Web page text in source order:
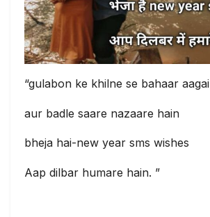
“gulabon ke khilne se bahaar aagai
aur badle saare nazaare hain
bheja hai-new year sms wishes
Aap dilbar humare hain. ”